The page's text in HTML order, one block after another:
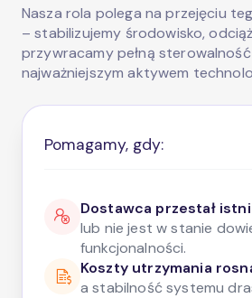
Nasza rola polega na przejęciu
– stabilizujemy środowisko,
przywracamy pełną
najważniejszym aktywem
Pomagamy, gdy:
Dostawca przestał
lub nie jest w stanie
funkcjonalności.
Koszty utrzymania
a stabilność systemu